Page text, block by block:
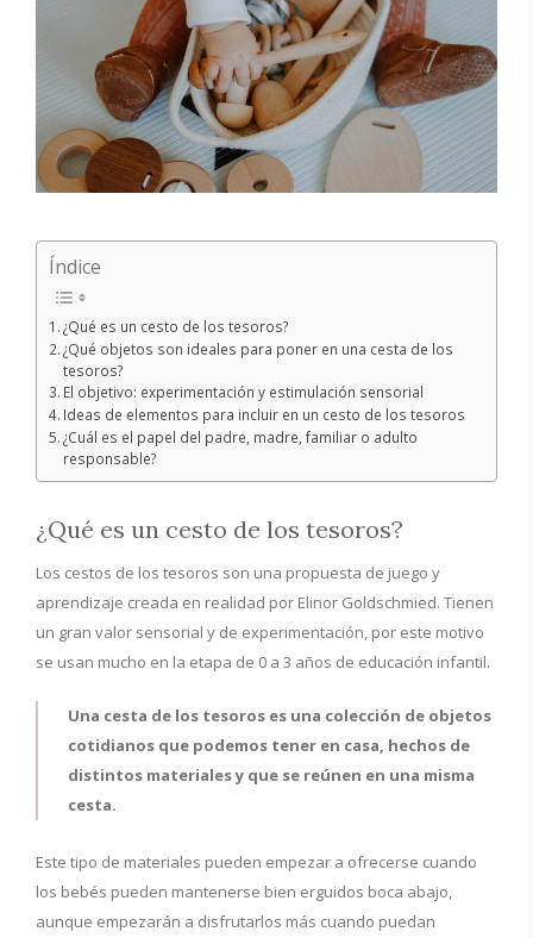
Índice
¿Qué es un cesto de los tesoros?
¿Qué objetos son ideales para poner en una cesta de los
tesoros?
El objetivo: experimentación y estimulación sensorial
Ideas de elementos para incluir en un cesto de los tesoros
¿Cuál es el papel del padre, madre, familiar o adulto
responsable?
¿Qué es un cesto de los tesoros?
Los cestos de los tesoros son una propuesta de juego y
aprendizaje creada en realidad por Elinor Goldschmied. Tienen
un gran valor sensorial y de experimentación, por este motivo
se usan mucho en la etapa de 0 a 3 años de educación infantil.
Una cesta de los tesoros es una colección de objetos
cotidianos que podemos tener en casa, hechos de
distintos materiales y que se reúnen en una misma
cesta.
Este tipo de materiales pueden empezar a ofrecerse cuando
los bebés pueden mantenerse bien erguidos boca abajo,
aunque empezarán a disfrutarlos más cuando puedan